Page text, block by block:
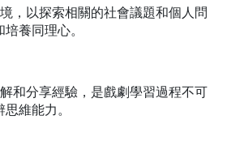
以探索相關的社會議題和個人問
養同理心。
分享經驗，是戲劇學習過程不可
維能力。